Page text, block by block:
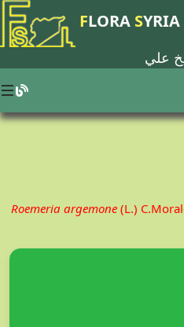
FLORA SYRIA
علي
Roemeria argemone (L.)